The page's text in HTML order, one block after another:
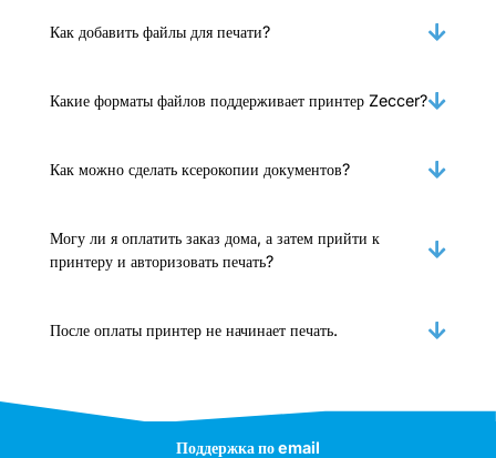
Как добавить файлы для печати?
Какие форматы файлов поддерживает принтер Zeccer?
Как можно сделать ксерокопии документов?
Могу ли я оплатить заказ дома, а затем прийти к
принтеру и авторизовать печать?
После оплаты принтер не начинает печать.
Поддержка по email